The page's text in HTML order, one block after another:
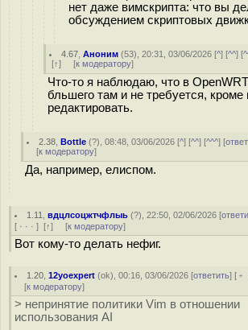
нет даже вимскрипта: что вы
обсуждением скриптовых
4.67 ,Аноним (53), 20:31, 03/06/2026 [^] [^^] [
[↑] [к модератору]
Что-то я наблюдаю, что в
бльшего там и не требуется, кроме
редактировать.
2.38 ,Bottle (?), 08:48, 03/06/2026 [^] [^^] [^^^] [
[к модератору]
Да, например, елиспом.
1.11 ,вдцлсоцжтчфлыь (?), 22:50, 02/06/2026 [
[ · · · ] [↑] [к модератору]
Вот кому-то делать нефиг.
1.20 ,12yoexpert (ok), 00:16, 03/06/2026 [ответить] [
[к модератору]
> непринятие политики Vim в отношении
использования AI